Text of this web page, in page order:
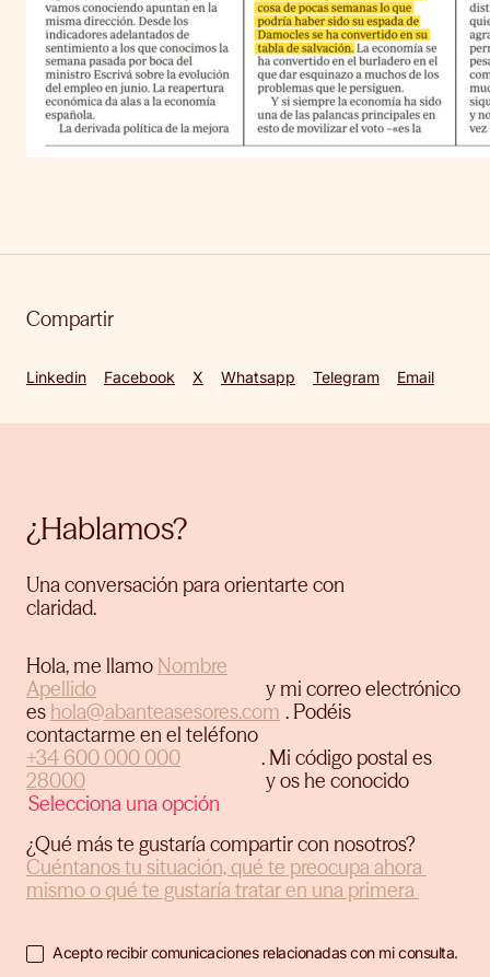
Compartir
Linkedin Facebook X Whatsapp Telegram Email
¿Hablamos?
Una conversación para orientarte con
claridad.
Hola, me llamo
y mi correo electrónico
es
. Podéis
contactarme en el teléfono
. Mi código postal es
y os he conocido
¿Qué más te gustaría compartir con nosotros?
Acepto recibir comunicaciones relacionadas con mi consulta.